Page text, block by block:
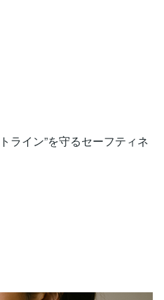
ライン”を守るセーフティネ